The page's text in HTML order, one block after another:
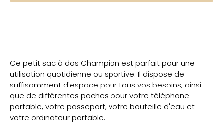
Ce petit sac à dos Champion est parfait pour une
utilisation quotidienne ou sportive. Il dispose de
suffisamment d'espace pour tous vos besoins, ainsi
que de différentes poches pour votre téléphone
portable, votre passeport, votre bouteille d'eau et
votre ordinateur portable.